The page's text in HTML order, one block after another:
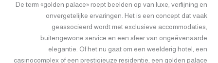
De term «golden palace» roept beelden op van luxe, verfijning en
onvergetelijke ervaringen. Het is een concept dat vaak
geassocieerd wordt met exclusieve accommodaties,
buitengewone service en een sfeer van ongeëvenaarde
elegantie. Of het nu gaat om een weelderig hotel, een
casinocomplex of een prestigieuze residentie, een golden palace